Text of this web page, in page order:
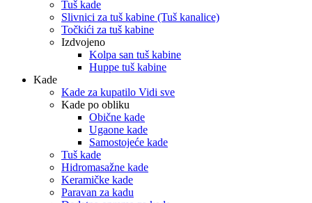
Tuš kade
Slivnici za tuš kabine (Tuš kanalice)
Točkići za tuš kabine
Izdvojeno
Kolpa san tuš kabine
Huppe tuš kabine
Kade
Kade za kupatilo Vidi sve
Kade po obliku
Obične kade
Ugaone kade
Samostojeće kade
Tuš kade
Hidromasažne kade
Keramičke kade
Paravan za kadu